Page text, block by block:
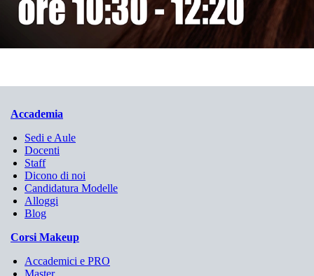
Accademia
Sedi e Aule
Docenti
Staff
Dicono di noi
Candidatura Modelle
Alloggi
Blog
Corsi Makeup
Accademici e PRO
Master